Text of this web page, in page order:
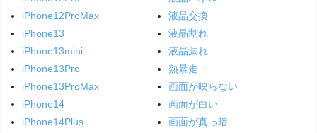
iPhone12ProMax
iPhone13
iPhone13mini
iPhone13Pro
iPhone13ProMax
iPhone14
iPhone14Plus
液晶交換
液晶割れ
液晶漏れ
熱暴走
画面が映らない
画面が白い
画面が真っ暗